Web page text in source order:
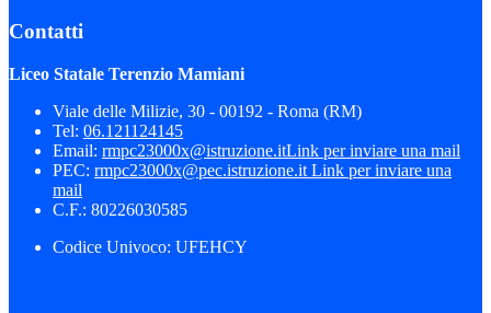
Contatti
Liceo Statale Terenzio Mamiani
Viale delle Milizie, 30 - 00192 - Roma (RM)
Tel: 06.121124145
Email: rmpc23000x@istruzione.itLink per inviare una mail
PEC: rmpc23000x@pec.istruzione.it Link per inviare una
mail
C.F.: 80226030585
Codice Univoco: UFEHCY